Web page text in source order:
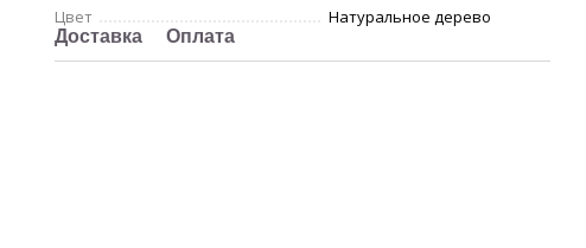
Цвет
Натуральное дерево
Доставка Оплата